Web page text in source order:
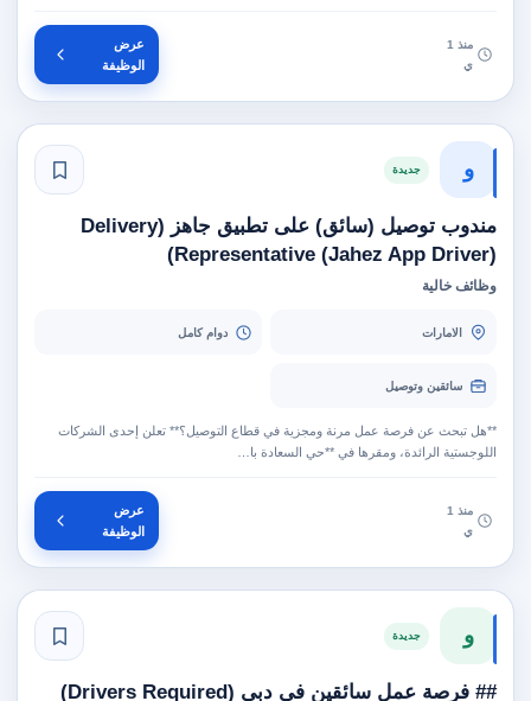
منذ 1
ي
عرض
الوظيفة
و جديدة
مندوب توصيل (سائق) على تطبيق جاهز (Delivery
Representative (Jahez App Driver))
وظائف خالية
الامارات دوام كامل
سائقين وتوصيل
**هل تبحث عن فرصة عمل مرنة ومجزية في قطاع التوصيل؟** تعلن إحدى الشركات
اللوجستية الرائدة، ومقرها في **حي السعادة با…
منذ 1
ي
عرض
الوظيفة
و جديدة
## فرصة عمل سائقين في دبي (Drivers Required)